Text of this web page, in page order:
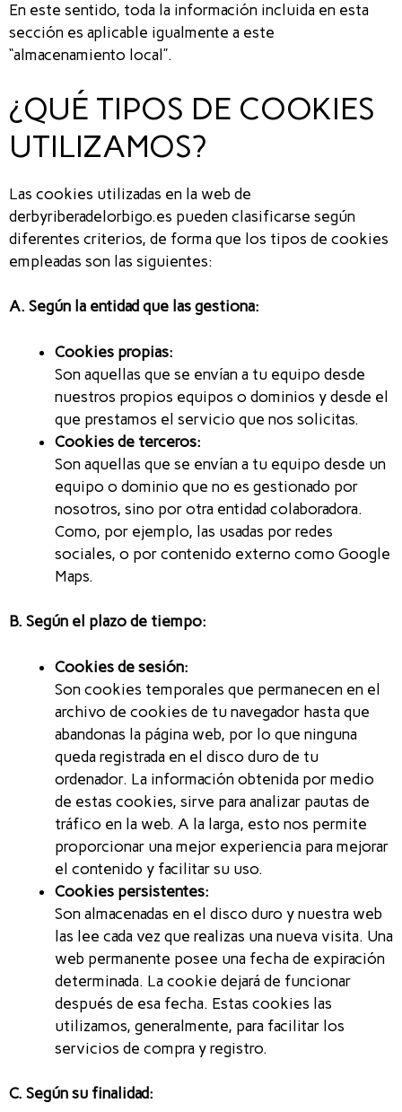
En este sentido, toda la información incluida en esta
sección es aplicable igualmente a este
“almacenamiento local”.
¿QUÉ TIPOS DE COOKIES
UTILIZAMOS?
Las cookies utilizadas en la web de
derbyriberadelorbigo.es pueden clasificarse según
diferentes criterios, de forma que los tipos de cookies
empleadas son las siguientes:
A. Según la entidad que las gestiona:
Cookies propias:
Son aquellas que se envían a tu equipo desde
nuestros propios equipos o dominios y desde el
que prestamos el servicio que nos solicitas.
Cookies de terceros:
Son aquellas que se envían a tu equipo desde un
equipo o dominio que no es gestionado por
nosotros, sino por otra entidad colaboradora.
Como, por ejemplo, las usadas por redes
sociales, o por contenido externo como Google
Maps.
B. Según el plazo de tiempo:
Cookies de sesión:
Son cookies temporales que permanecen en el
archivo de cookies de tu navegador hasta que
abandonas la página web, por lo que ninguna
queda registrada en el disco duro de tu
ordenador. La información obtenida por medio
de estas cookies, sirve para analizar pautas de
tráfico en la web. A la larga, esto nos permite
proporcionar una mejor experiencia para mejorar
el contenido y facilitar su uso.
Cookies persistentes:
Son almacenadas en el disco duro y nuestra web
las lee cada vez que realizas una nueva visita. Una
web permanente posee una fecha de expiración
determinada. La cookie dejará de funcionar
después de esa fecha. Estas cookies las
utilizamos, generalmente, para facilitar los
servicios de compra y registro.
C. Según su finalidad: